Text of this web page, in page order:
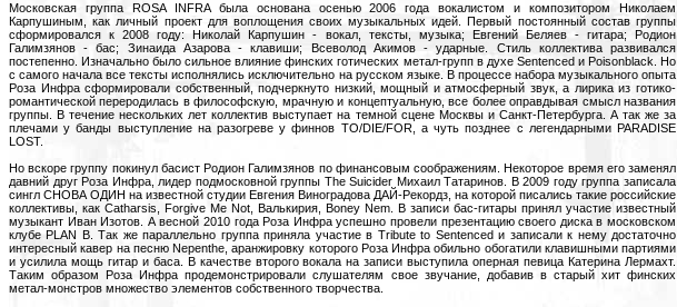
Московская группа ROSA INFRA была основана осенью 2006 года вокалистом и композитором Николаем
Карпушиным, как личный проект для воплощения своих музыкальных идей. Первый постоянный состав группы
сформировался к 2008 году: Николай Карпушин - вокал, тексты, музыка; Евгений Беляев - гитара; Родион
Галимзянов - бас; Зинаида Азарова - клавиши; Всеволод Акимов - ударные. Стиль коллектива развивался
постепенно. Изначально было сильное влияние финских готических метал-групп в духе Sentenced и Poisonblack. Но
с самого начала все тексты исполнялись исключительно на русском языке. В процессе набора музыкального опыта
Роза Инфра сформировали собственный, подчеркнуто низкий, мощный и атмосферный звук, а лирика из готико-
романтической переродилась в философскую, мрачную и концептуальную, все более оправдывая смысл названия
группы. В течение нескольких лет коллектив выступает на темной сцене Москвы и Санкт-Петербурга. А так же за
плечами у банды выступление на разогреве у финнов TO/DIE/FOR, а чуть позднее с легендарными PARADISE
LOST.
Но вскоре группу покинул басист Родион Галимзянов по финансовым соображениям. Некоторое время его заменял
давний друг Роза Инфра, лидер подмосковной группы The Suicider Михаил Татаринов. В 2009 году группа записала
сингл СНОВА ОДИН на известной студии Евгения Виноградова ДАЙ-Рекордз, на которой писались такие российские
коллективы, как Catharsis, Forgive Me Not, Валькирия, Boney Nem. В записи бас-гитары принял участие известный
музыкант Иван Изотов. А весной 2010 года Роза Инфра успешно провели презентацию своего диска в московском
клубе PLAN B. Так же параллельно группа приняла участие в Tribute to Sentenced и записали к нему достаточно
интересный кавер на песню Nepenthe, аранжировку которого Роза Инфра обильно обогатили клавишными партиями
и усилила мощь гитар и баса. В качестве второго вокала на записи выступила оперная певица Катерина Лермахт.
Таким образом Роза Инфра продемонстрировали слушателям свое звучание, добавив в старый хит финских
метал-монстров множество элементов собственного творчества.